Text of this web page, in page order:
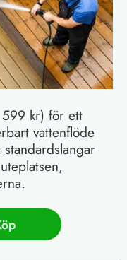
kr) för ett
vattenflöde